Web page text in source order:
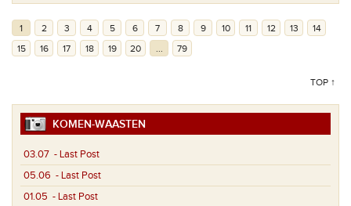
1 2 3 4 5 6 7 8 9 10 11 12 13
14
15
16 17 18 19 20 79
TOP ↑
KOMEN-WAASTEN
03.07 - Last Post
05.06 - Last Post
01.05 - Last Post